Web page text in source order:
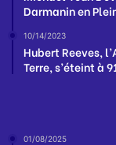
Darmanin en
10/14/2023
Hubert Reeves,
Terre, s’éteint à
01/08/2025